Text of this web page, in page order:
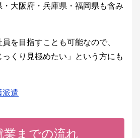
大阪府・兵庫県・福岡県も含み
を目指すことも可能なので、
っくり見極めたい」という方にも
派遣
業までの流れ